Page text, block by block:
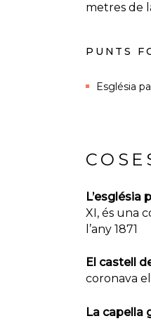
metres de
PUNTS
Església
L’església
XI, és una
l’any 1871
El castell
coronava
La capella